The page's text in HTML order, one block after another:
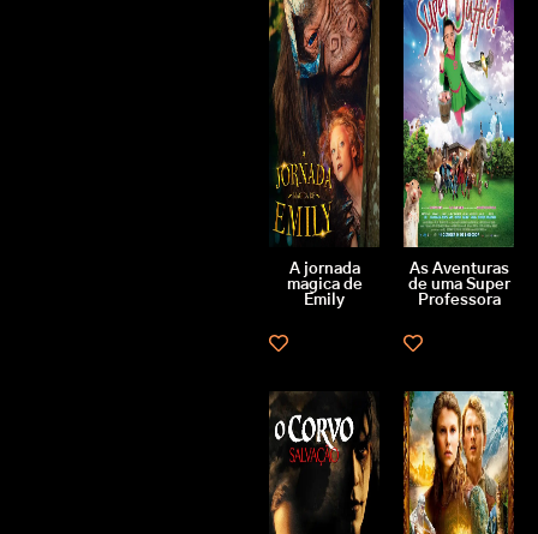
A jornada
magica de
Emily
As Aventuras
de uma Super
Professora